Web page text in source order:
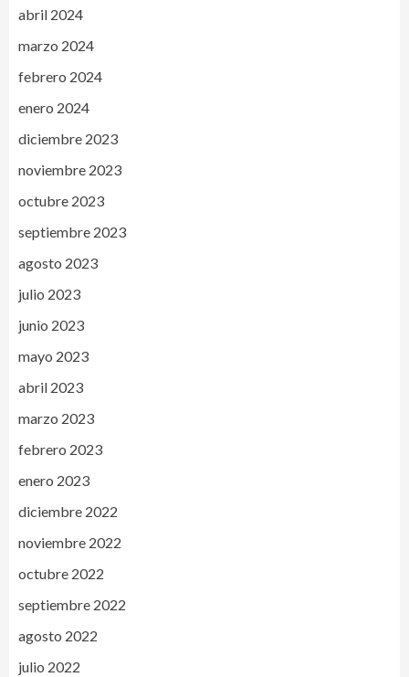
abril 2024
marzo 2024
febrero 2024
enero 2024
diciembre 2023
noviembre 2023
octubre 2023
septiembre 2023
agosto 2023
julio 2023
junio 2023
mayo 2023
abril 2023
marzo 2023
febrero 2023
enero 2023
diciembre 2022
noviembre 2022
octubre 2022
septiembre 2022
agosto 2022
julio 2022